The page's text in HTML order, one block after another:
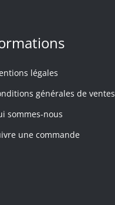
légales
générales de ventes
sommes-nous
une commande